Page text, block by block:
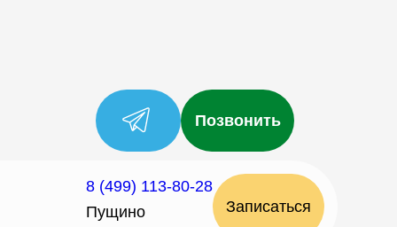
Позвонить
8 (499) 113-80-28
Пущино
Записаться